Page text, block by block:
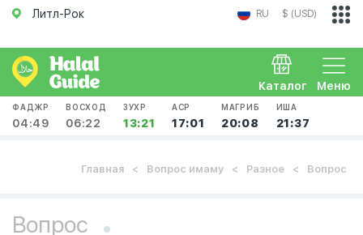
Литл-Рок RU $ (USD)
Меню
Каталог
ФАДЖР
04:49
ВОСХОД
06:22
ЗУХР
13:21
АСР
17:01
МАГРИБ
20:08
ИША
21:37
Главная Вопрос имаму Разное Вопрос
Вопрос